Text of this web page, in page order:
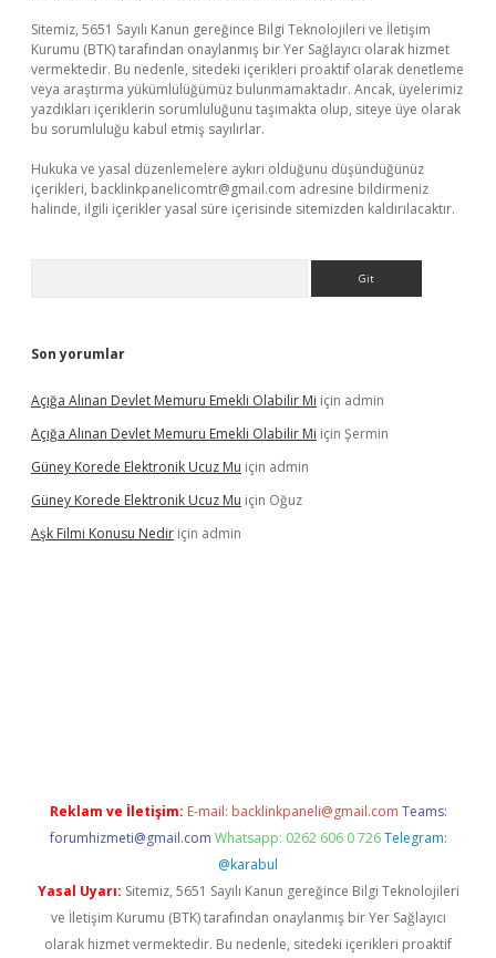
Sitemiz, 5651 Sayılı Kanun gereğince Bilgi Teknolojileri ve İletişim
Kurumu (BTK) tarafından onaylanmış bir Yer Sağlayıcı olarak hizmet
vermektedir. Bu nedenle, sitedeki içerikleri proaktif olarak denetleme
veya araştırma yükümlülüğümüz bulunmamaktadır. Ancak, üyelerimiz
yazdıkları içeriklerin sorumluluğunu taşımakta olup, siteye üye olarak
bu sorumluluğu kabul etmiş sayılırlar.
Hukuka ve yasal düzenlemelere aykırı olduğunu düşündüğünüz
içerikleri, backlinkpanelicomtr@gmail.com adresine bildirmeniz
halinde, ilgili içerikler yasal süre içerisinde sitemizden kaldırılacaktır.
Son yorumlar
Açığa Alınan Devlet Memuru Emekli Olabilir Mi için admin
Açığa Alınan Devlet Memuru Emekli Olabilir Mi için Şermin
Güney Korede Elektronik Ucuz Mu için admin
Güney Korede Elektronik Ucuz Mu için Oğuz
Aşk Filmi Konusu Nedir için admin
Reklam ve İletişim: E-mail: backlinkpaneli@gmail.com Teams:
forumhizmeti@gmail.com Whatsapp: 0262 606 0 726 Telegram:
@karabul
Yasal Uyarı: Sitemiz, 5651 Sayılı Kanun gereğince Bilgi Teknolojileri
ve İletişim Kurumu (BTK) tarafından onaylanmış bir Yer Sağlayıcı
olarak hizmet vermektedir. Bu nedenle, sitedeki içerikleri proaktif